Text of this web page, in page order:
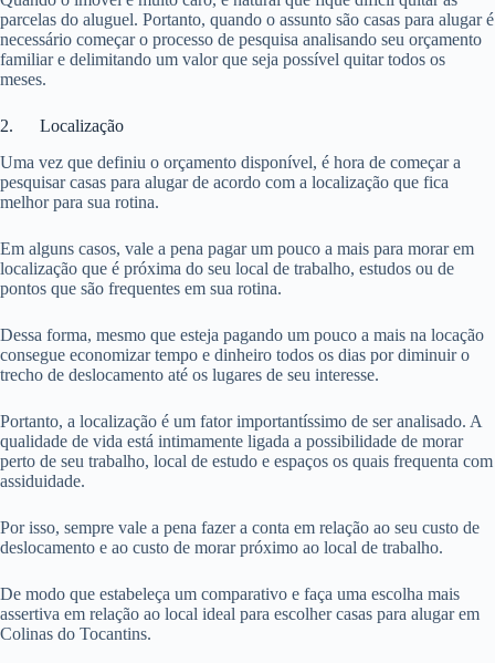
parcelas do aluguel. Portanto, quando o assunto são casas para alugar é
necessário começar o processo de pesquisa analisando seu orçamento
familiar e delimitando um valor que seja possível quitar todos os
meses.
2. Localização
Uma vez que definiu o orçamento disponível, é hora de começar a
pesquisar casas para alugar de acordo com a localização que fica
melhor para sua rotina.
Em alguns casos, vale a pena pagar um pouco a mais para morar em
localização que é próxima do seu local de trabalho, estudos ou de
pontos que são frequentes em sua rotina.
Dessa forma, mesmo que esteja pagando um pouco a mais na locação
consegue economizar tempo e dinheiro todos os dias por diminuir o
trecho de deslocamento até os lugares de seu interesse.
Portanto, a localização é um fator importantíssimo de ser analisado. A
qualidade de vida está intimamente ligada a possibilidade de morar
perto de seu trabalho, local de estudo e espaços os quais frequenta com
assiduidade.
Por isso, sempre vale a pena fazer a conta em relação ao seu custo de
deslocamento e ao custo de morar próximo ao local de trabalho.
De modo que estabeleça um comparativo e faça uma escolha mais
assertiva em relação ao local ideal para escolher casas para alugar em
Colinas do Tocantins.